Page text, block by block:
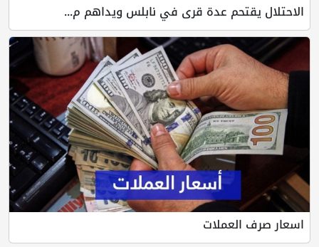
الاحتلال يقتحم عدة قرى في نابلس ويداهم م...
اسعار صرف العملات